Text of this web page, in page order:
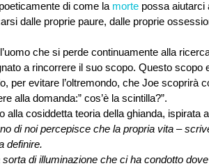
di come la morte possa aiutarci
dalle proprie paure, dalle proprie
che si perde continuamente alla
a rincorrere il suo scopo. Questo
per evitare l’oltremondo, che Joe
alla domanda:” cos’è la scintilla?”.
alla cosiddetta teoria della ghianda,
di noi percepisce che la propria vita –
definire.
di illuminazione che ci ha condotto